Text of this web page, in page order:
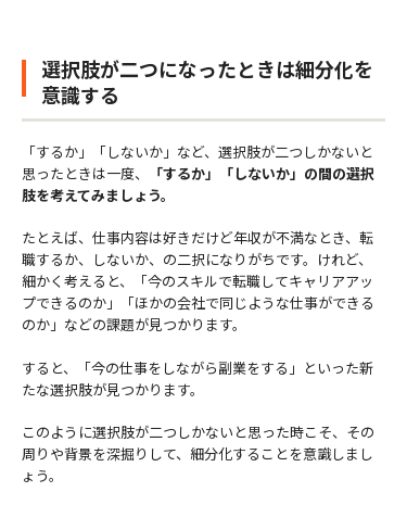
選択肢が二つになったときは細分化を
意識する
「するか」「しないか」など、選択肢が二つしかないと
思ったときは一度、
「するか」
「しないか」の間の選択
肢を考えてみましょう。
たとえば、仕事内容は好きだけど年収が不満なとき、転
職するか、しないか、の二択になりがちです。けれど、
細かく考えると、「今のスキルで転職してキャリアアッ
プできるのか」「ほかの会社で同じような仕事ができる
のか」などの課題が見つかります。
すると、「今の仕事をしながら副業をする」といった新
たな選択肢が見つかります。
このように選択肢が二つしかないと思った時こそ、その
周りや背景を深掘りして、細分化することを意識しまし
ょう。